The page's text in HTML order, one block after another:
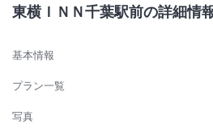
東横ＩＮＮ千葉駅前の詳細情
基本情報
プラン一覧
写真